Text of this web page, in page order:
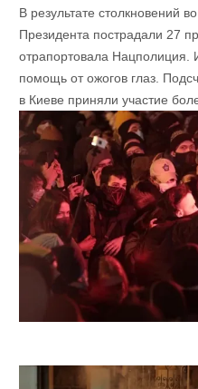
В результате столкновений
Президента пострадали 27
отрапортовала Нацполиция.
помощь от ожогов глаз.
в Киеве приняли участие